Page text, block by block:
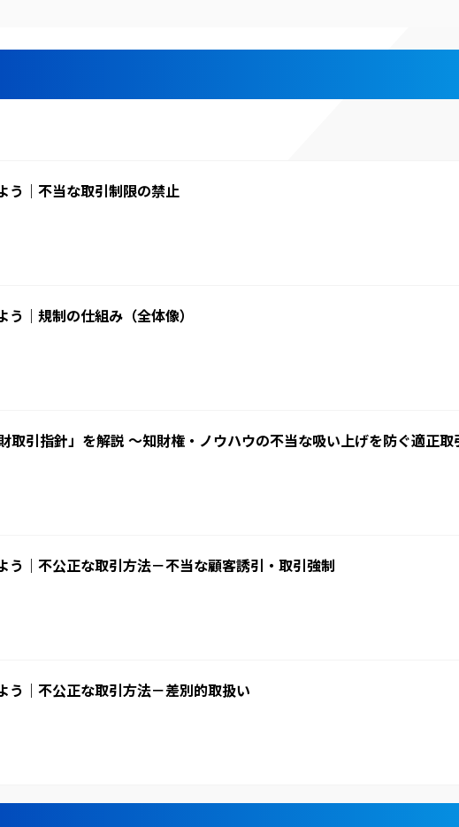
う｜不当な取引制限の禁止
｜規制の仕組み（全体像）
取引指針」を解説 ～知財権・ノウハウの不当な吸い上げを防ぐ適正取
う｜不公正な取引方法－不当な顧客誘引・取引強制
う｜不公正な取引方法－差別的取扱い